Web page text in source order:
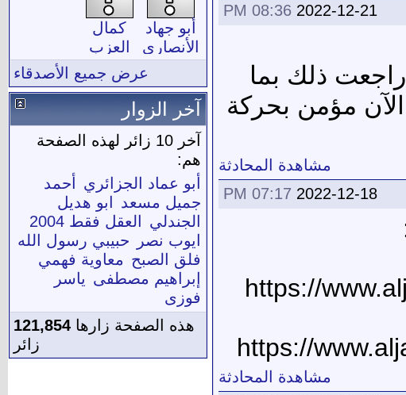
2022-12-21
08:36 PM
ذلك بما
مؤمن بحركة
مشاهدة المحادثة
2022-12-18
07:17 PM
مشاهدة المحادثة
أبو جهاد
الأنصاري
كمال
العزب
عرض جميع الأصدقاء
آخر الزوار
آخر 10 زائر لهذه الصفحة
هم:
أبو عماد الجزائري
أحمد
جميل مسعد
ابو هديل
الجندلي
العقل فقط 2004
ايوب نصر
حبيبي رسول الله
فلق الصبح معاوية فهمي
إبراهيم مصطفى ياسر
فوزى
هذه الصفحة زارها 121,854
زائر